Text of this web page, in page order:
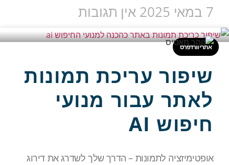
7 במאי 2025 אין תגובות
אתרי וורדפרס
שיפור עריכת תמונות
לאתר עבור מנועי
חיפוש AI
אופטימיזציה לתמונות – הדרך שלך לשדרג את דירוג